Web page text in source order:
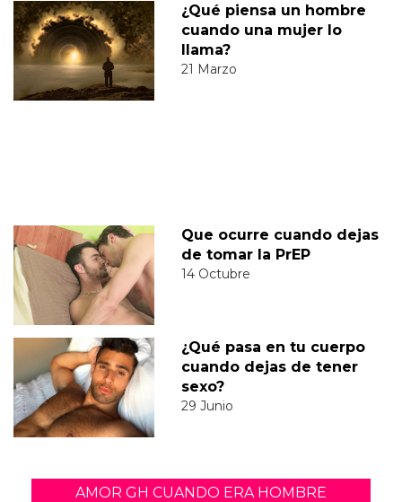
¿Qué piensa un hombre
cuando una mujer lo
llama?
21 Marzo
Que ocurre cuando dejas
de tomar la PrEP
14 Octubre
¿Qué pasa en tu cuerpo
cuando dejas de tener
sexo?
29 Junio
AMOR GH CUANDO ERA HOMBRE